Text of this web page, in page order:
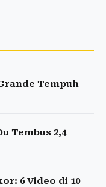
Tempuh
Tembus 2,4
6 Video di 10